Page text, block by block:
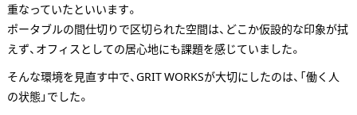
重なっていたといいます。
ポータブルの間仕切りで区切られた空間は、どこか仮設的な印象が拭
えず、オフィスとしての居心地にも課題を感じていました。
そんな環境を見直す中で、GRIT WORKSが大切にしたのは、「働く人
の状態」でした。